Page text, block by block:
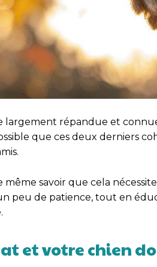
largement répandue et
que ces deux derniers
savoir que cela
peu de patience, tout en
et votre chien